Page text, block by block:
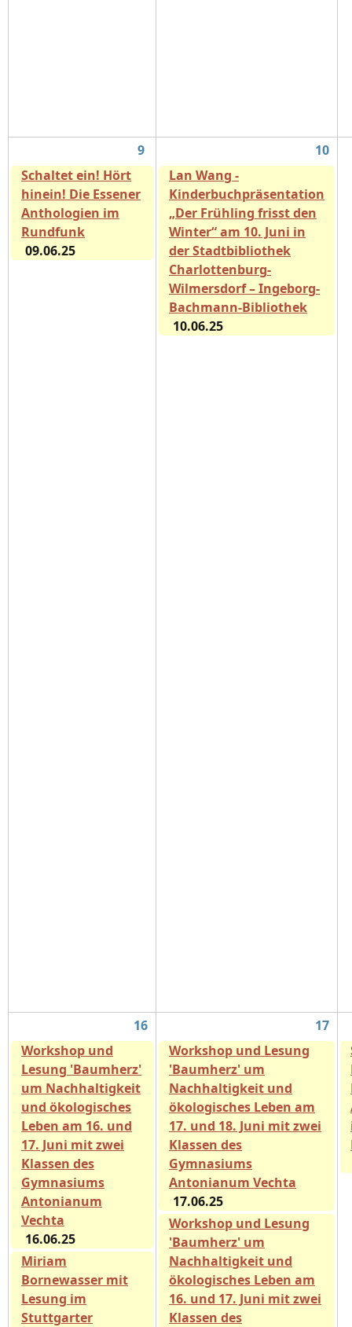
9
10
Schaltet ein! Hört
hinein! Die Essener
Anthologien im
Rundfunk
09.06.25
Lan Wang -
Kinderbuchpräsentation
„Der Frühling frisst den
Winter“ am 10. Juni in
der Stadtbibliothek
Charlottenburg-
Wilmersdorf – Ingeborg-
Bachmann-Bibliothek
10.06.25
16
17
Workshop und
Lesung 'Baumherz'
um Nachhaltigkeit
und ökologisches
Leben am 16. und
17. Juni mit zwei
Klassen des
Gymnasiums
Antonianum
Vechta
16.06.25
Miriam
Bornewasser mit
Lesung im
Stuttgarter
Workshop und Lesung
'Baumherz' um
Nachhaltigkeit und
ökologisches Leben am
17. und 18. Juni mit zwei
Klassen des
Gymnasiums
Antonianum Vechta
17.06.25
Workshop und Lesung
'Baumherz' um
Nachhaltigkeit und
ökologisches Leben am
16. und 17. Juni mit zwei
Klassen des